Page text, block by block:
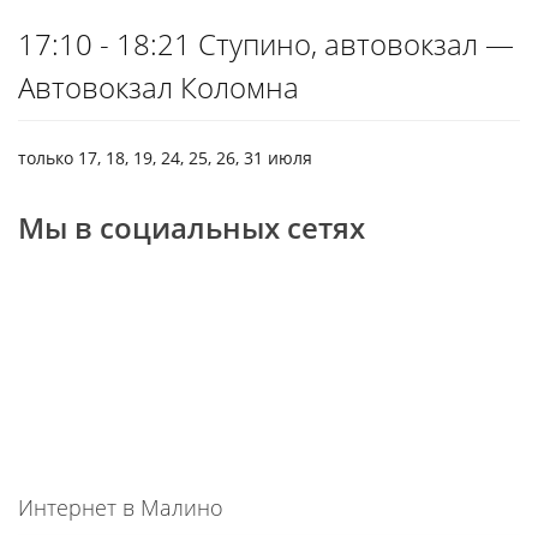
17:10 - 18:21 Ступино, автовокзал —
Автовокзал Коломна
только 17, 18, 19, 24, 25, 26, 31 июля
Мы в социальных сетях
Интернет в Малино